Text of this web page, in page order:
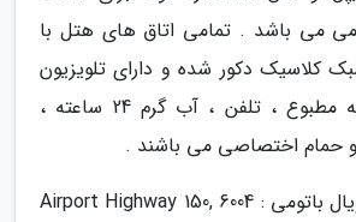
می باشد . تمامی اتاق های هتل با
کلاسیک دکور شده و دارای تلویزیون
ماهواره ای ، تهویه مطبوع ، تلفن ، آب گرم 24 ساعته ،
حمام اختصاصی می باشند .
آدرس هتل رویال باتومی : Airport Highway 150, 6004